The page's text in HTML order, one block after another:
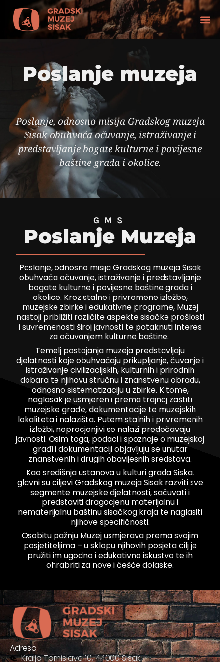
Poslanje muzeja
Poslanje, odnosno misija Gradskog muzeja
Sisak obuhvaća očuvanje, istraživanje i
predstavljanje bogate kulturne i povijesne
baštine grada i okolice.
GMS
Poslanje Muzeja
Poslanje, odnosno misija Gradskog muzeja Sisak
obuhvaća očuvanje, istraživanje i predstavljanje
bogate kulturne i povijesne baštine grada i
okolice. Kroz stalne i privremene izložbe,
muzejske zbirke i edukativne programe, Muzej
nastoji približiti različite aspekte sisačke prošlosti
i suvremenosti široj javnosti te potaknuti interes
za očuvanjem kulturne baštine.
Temelj postojanja muzeja predstavljaju
djelatnosti koje obuhvaćaju prikupljanje, čuvanje i
istraživanje civilizacijskih, kulturnih i prirodnih
dobara te njihovu stručnu i znanstvenu obradu,
odnosno sistematizaciju u zbirke. K tome,
naglasak je usmjeren i prema trajnoj zaštiti
muzejske građe, dokumentacije te muzejskih
lokaliteta i nalazišta. Putem stalnih i privremenih
izložbi, neprocjenjivi se nalazi predočavaju
javnosti. Osim toga, podaci i spoznaje o muzejskoj
građi i dokumentaciji objavljuju se unutar
znanstvenih i drugih obavijesnih sredstava.
Kao središnja ustanova u kulturi grada Siska,
glavni su ciljevi Gradskog muzeja Sisak razviti sve
segmente muzejske djelatnosti, sačuvati i
predstaviti dragocjenu materijalnu i
nematerijalnu baštinu sisačkog kraja te naglasiti
njihove specifičnosti.
Osobitu pažnju Muzej usmjerava prema svojim
posjetiteljima – u sklopu njihovih posjeta cilj je
pružiti im ugodno i edukativno iskustvo te ih
ohrabriti za nove i češće dolaske.
Adresa
Kralja Tomislava 10, 44000 Sisak
vida